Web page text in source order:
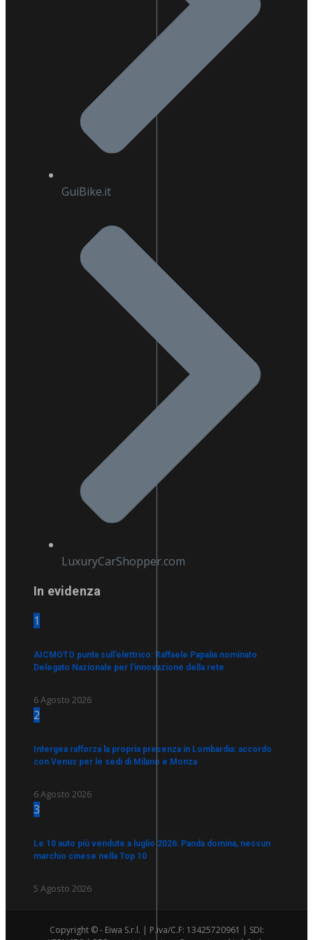
GuiBike.it
LuxuryCarShopper.com
In evidenza
1
AICMOTO punta sull’elettrico: Raffaele Papalia nominato
Delegato Nazionale per l’innovazione della rete
6 Agosto 2026
2
Intergea rafforza la propria presenza in Lombardia: accordo
con Venus per le sedi di Milano e Monza
6 Agosto 2026
3
Le 10 auto più vendute a luglio 2026: Panda domina, nessun
marchio cinese nella Top 10
5 Agosto 2026
Copyright © - Eiwa S.r.l. | P.iva/C.F: 13425720961 | SDI: